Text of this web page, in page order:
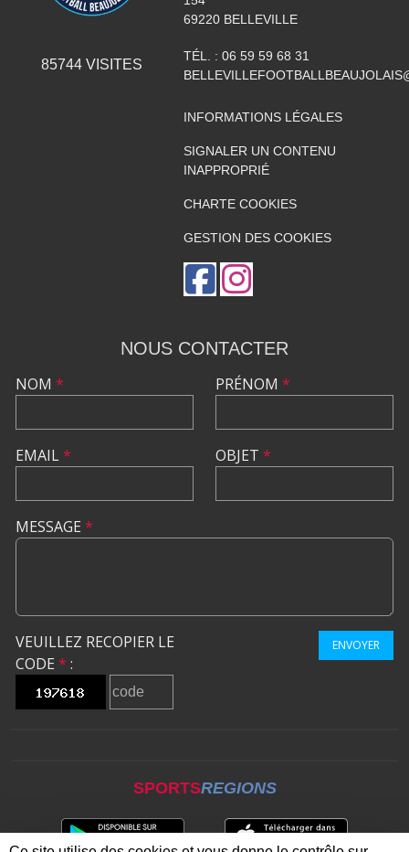
85744VISITES
69220 BELLEVILLE
TÉL. : 06 59 59 68 31
INFORMATIONS LÉGALES
SIGNALER UN CONTENU
INAPPROPRIÉ
CHARTE COOKIES
GESTION DES COOKIES
NOUS CONTACTER
NOM *
EMAIL*
PRÉNOM *
OBJET *
MESSAGE *
VEUILLEZ RECOPIER LE
CODE * :
ENVOYER
SPORTSREGIONS